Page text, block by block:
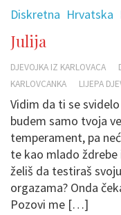
Diskretna Hrvatska
Julija
DJEVOJKA IZ KARLOVACA
KARLOVCANKA
LIJEPA
Vidim da ti se
budem samo tvoja
temperament, pa
te kao mlado
želiš da testiraš
orgazama? Onda
Pozovi me […]